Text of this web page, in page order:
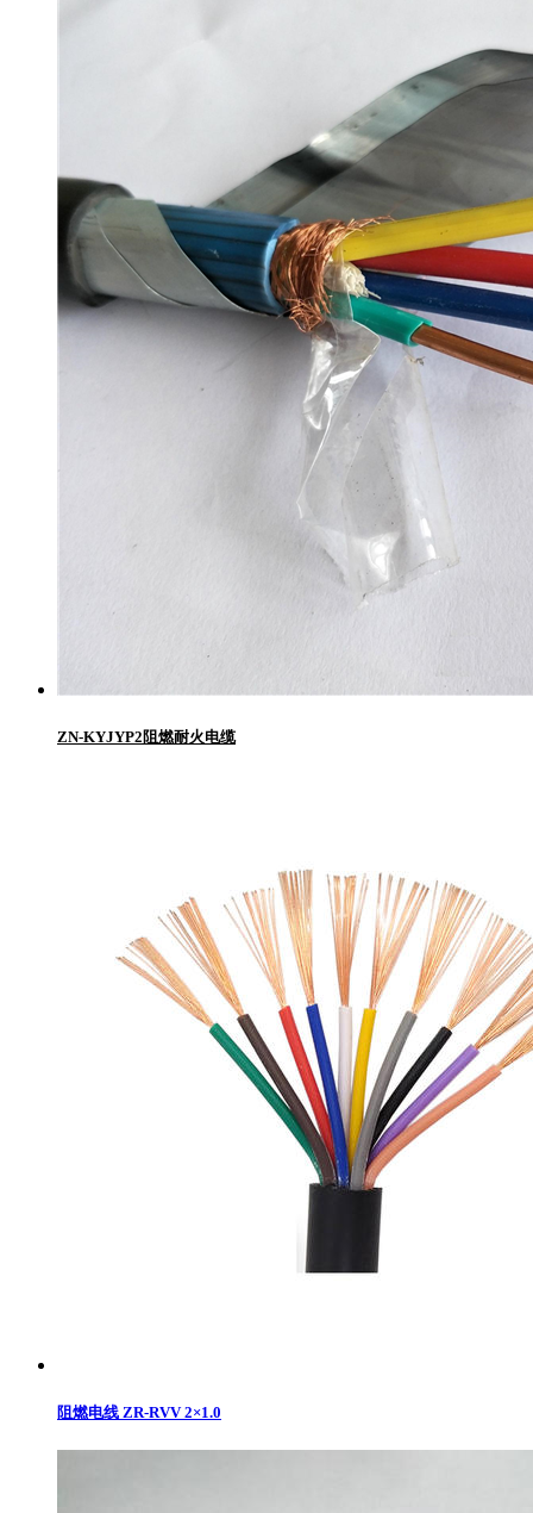
ZN-KYJYP2阻燃耐火电缆
阻燃电线 ZR-RVV 2×1.0